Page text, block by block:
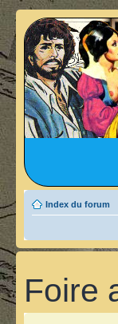
Index du forum
Foire